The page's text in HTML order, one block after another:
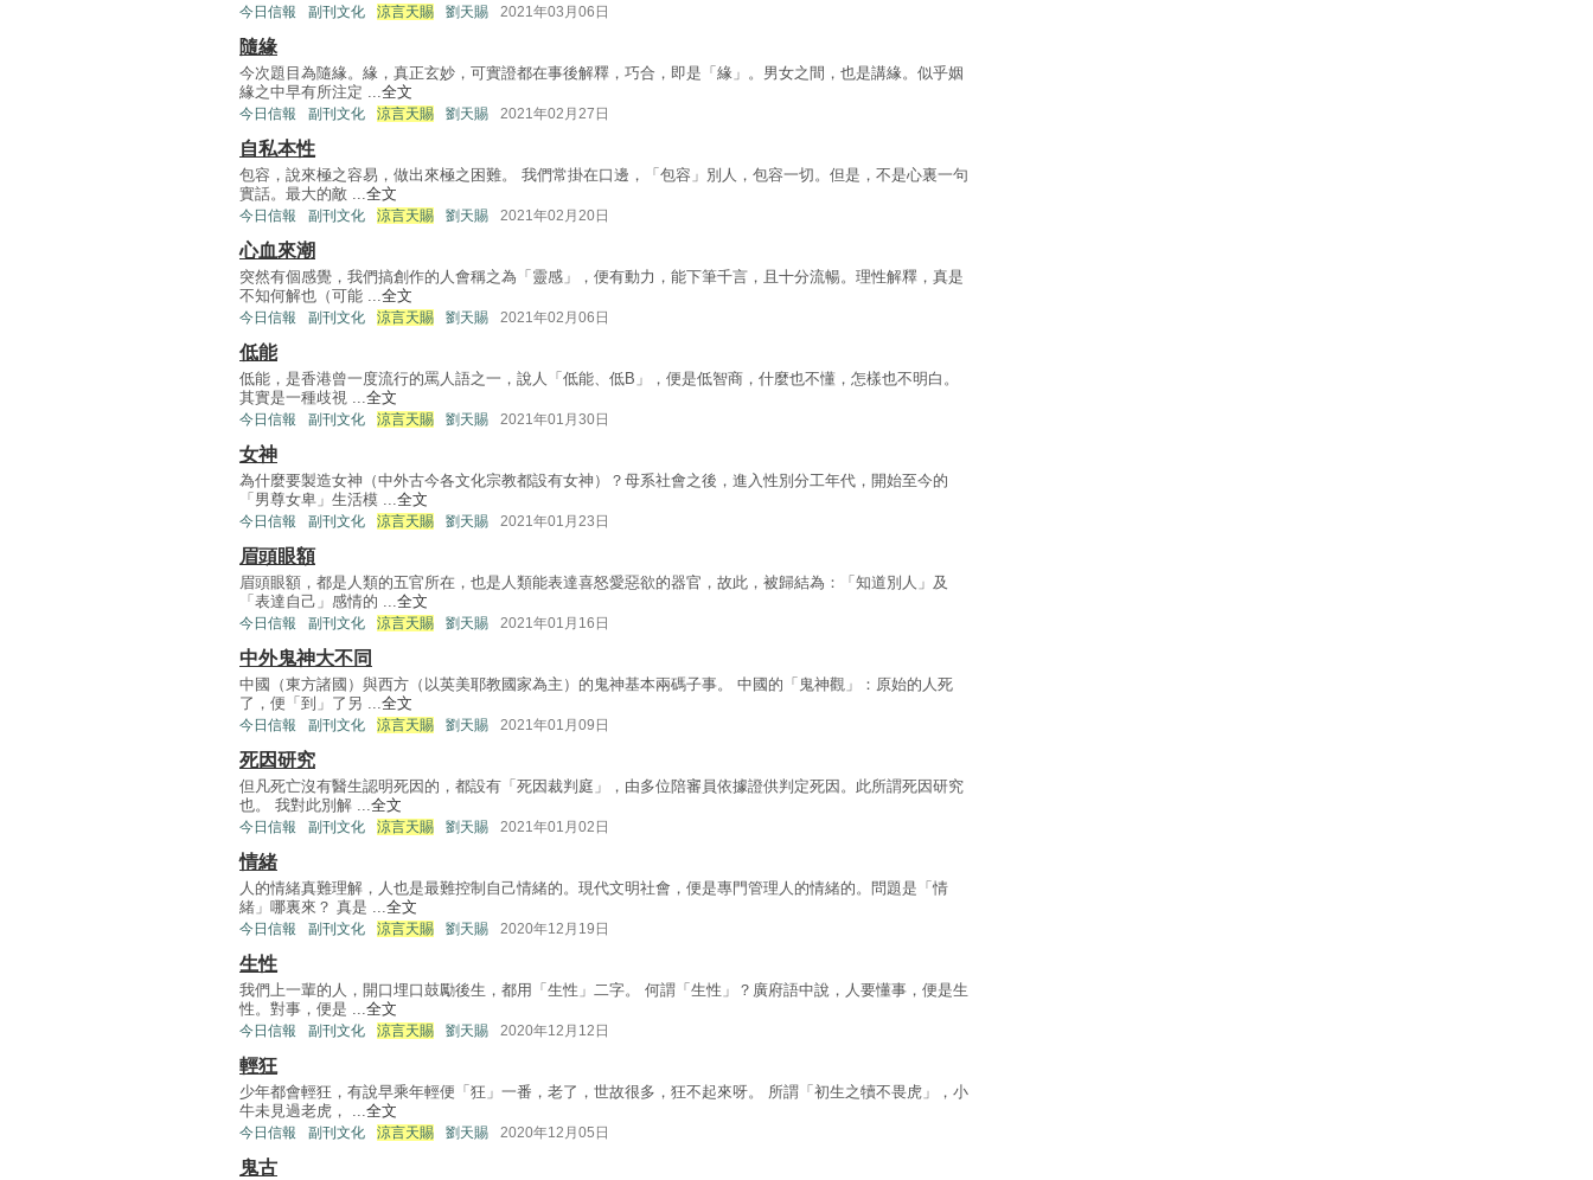
今日信報 副刊文化 涼言天賜 劉天賜 2021年03月06日
隨緣
今次題目為隨緣。緣，真正玄妙，可實證都在事後解釋，巧合，即是「緣」。男女之間，也是講緣。似乎姻
緣之中早有所注定 ...全文
今日信報 副刊文化 涼言天賜 劉天賜 2021年02月27日
自私本性
包容，說來極之容易，做出來極之困難。 我們常掛在口邊，「包容」別人，包容一切。但是，不是心裏一句
實話。最大的敵 ...全文
今日信報 副刊文化 涼言天賜 劉天賜 2021年02月20日
心血來潮
突然有個感覺，我們搞創作的人會稱之為「靈感」，便有動力，能下筆千言，且十分流暢。理性解釋，真是
不知何解也（可能 ...全文
今日信報 副刊文化 涼言天賜 劉天賜 2021年02月06日
低能
低能，是香港曾一度流行的罵人語之一，說人「低能、低B」，便是低智商，什麼也不懂，怎樣也不明白。
其實是一種歧視 ...全文
今日信報 副刊文化 涼言天賜 劉天賜 2021年01月30日
女神
為什麼要製造女神（中外古今各文化宗教都設有女神）？母系社會之後，進入性別分工年代，開始至今的
「男尊女卑」生活模 ...全文
今日信報 副刊文化 涼言天賜 劉天賜 2021年01月23日
眉頭眼額
眉頭眼額，都是人類的五官所在，也是人類能表達喜怒愛惡欲的器官，故此，被歸結為：「知道別人」及
「表達自己」感情的 ...全文
今日信報 副刊文化 涼言天賜 劉天賜 2021年01月16日
中外鬼神大不同
中國（東方諸國）與西方（以英美耶教國家為主）的鬼神基本兩碼子事。 中國的「鬼神觀」：原始的人死
了，便「到」了另 ...全文
今日信報 副刊文化 涼言天賜 劉天賜 2021年01月09日
死因研究
但凡死亡沒有醫生認明死因的，都設有「死因裁判庭」，由多位陪審員依據證供判定死因。此所謂死因研究
也。 我對此別解 ...全文
今日信報 副刊文化 涼言天賜 劉天賜 2021年01月02日
情緒
人的情緒真難理解，人也是最難控制自己情緒的。現代文明社會，便是專門管理人的情緒的。問題是「情
緒」哪裏來？ 真是 ...全文
今日信報 副刊文化 涼言天賜 劉天賜 2020年12月19日
生性
我們上一輩的人，開口埋口鼓勵後生，都用「生性」二字。 何謂「生性」？廣府語中說，人要懂事，便是生
性。對事，便是 ...全文
今日信報 副刊文化 涼言天賜 劉天賜 2020年12月12日
輕狂
少年都會輕狂，有說早乘年輕便「狂」一番，老了，世故很多，狂不起來呀。 所謂「初生之犢不畏虎」，小
牛未見過老虎， ...全文
今日信報 副刊文化 涼言天賜 劉天賜 2020年12月05日
鬼古